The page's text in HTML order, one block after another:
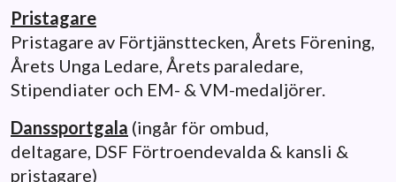
Pristagare
Pristagare av Förtjänsttecken, Årets Förening,
Årets Unga Ledare, Årets paraledare,
Stipendiater och EM- & VM-medaljörer.
Danssportgala (ingår för ombud,
deltagare, DSF Förtroendevalda & kansli &
pristagare)